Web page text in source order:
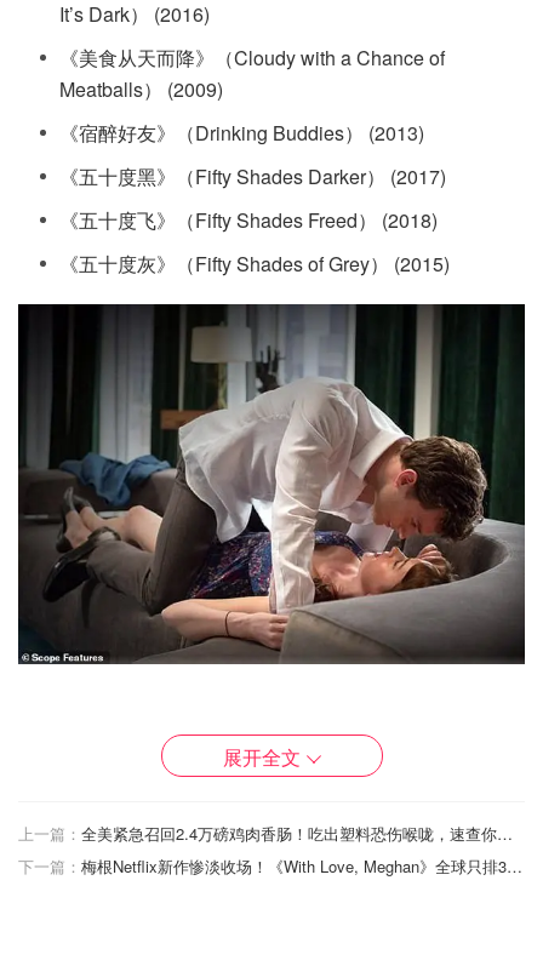
It’s Dark） (2016)
《美食从天而降》（Cloudy with a Chance of
Meatballs） (2009)
《宿醉好友》（Drinking Buddies） (2013)
《五十度黑》（Fifty Shades Darker） (2017)
《五十度飞》（Fifty Shades Freed） (2018)
《五十度灰》（Fifty Shades of Grey） (2015)
《佐治亚法则》（Georgia Rule） (2007)
《姜小姐，你爱过吗？》（Have You Ever Fallen in
Love, Miss Jiang?） (第1季)
展开全文
上一篇：
全美紧急召回2.4万磅鸡肉香肠！吃出塑料恐伤喉咙，速查你家冰箱！
下一篇：
梅根Netflix新作惨淡收场！《With Love, Meghan》全球只排383名